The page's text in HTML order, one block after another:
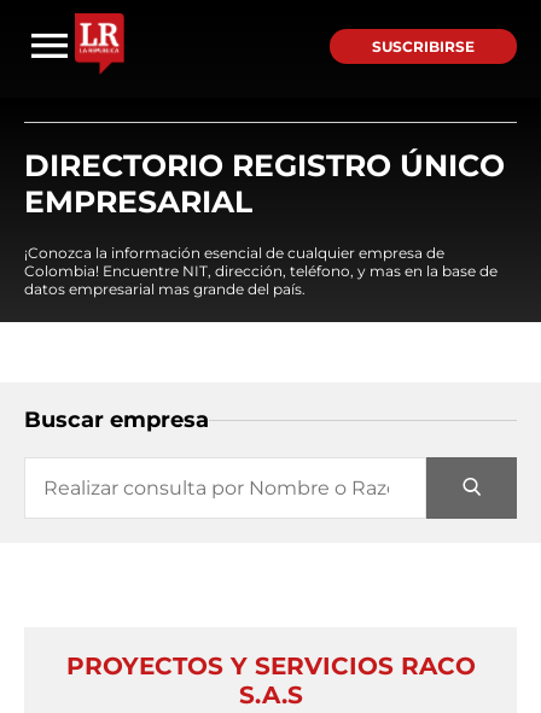
SUSCRIBIRSE
DIRECTORIO REGISTRO ÚNICO
EMPRESARIAL
¡Conozca la información esencial de cualquier empresa de
Colombia! Encuentre NIT, dirección, teléfono, y mas en la base de
datos empresarial mas grande del país.
Buscar empresa
PROYECTOS Y SERVICIOS RACO
S.A.S